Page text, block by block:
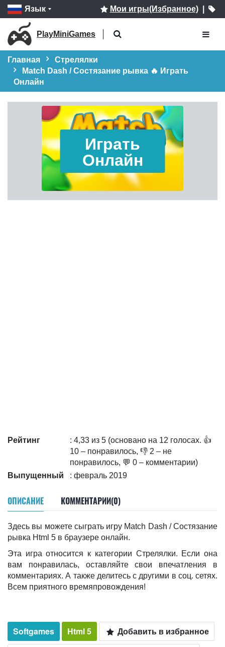
Язык Мои игры(Избранное)|
PlayMiniGames
Главная
Стрелялки
Match Dash / Состязание рывка 🔥 Играть
Онлайн
Играть
Онлайн
Рейтинг
: 4,33 из 5 (основано на 12 голосах. 👍
10 – понравилось, 👎 2 – не
понравилось, 💬 0 – комментарии)
Выпущенный
: февраль 2019
ОПИСАНИЕ КОММЕНТАРИИ(0)
Здесь вы можете сыграть игру Match Dash / Состязание
рывка Html 5 в браузере онлайн.
Эта игра относится к категории Стрелялки. Если она
вам понравилась, оставляйте свои впечатления в
комментариях. А также делитесь c другими в соц. сетях.
Всем приятного времяпровождения!
Softgames Html 5
Добавить в избранное